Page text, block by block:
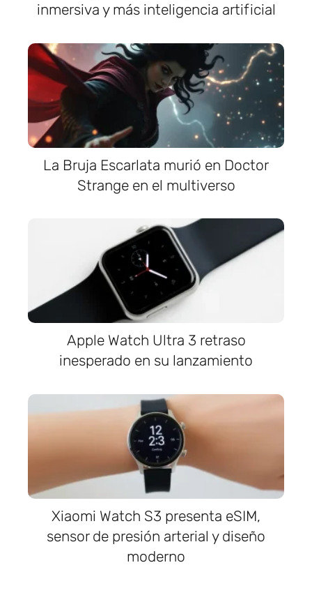
inmersiva y más inteligencia artificial
La Bruja Escarlata murió en Doctor
Strange en el multiverso
Apple Watch Ultra 3 retraso
inesperado en su lanzamiento
Xiaomi Watch S3 presenta eSIM,
sensor de presión arterial y diseño
moderno